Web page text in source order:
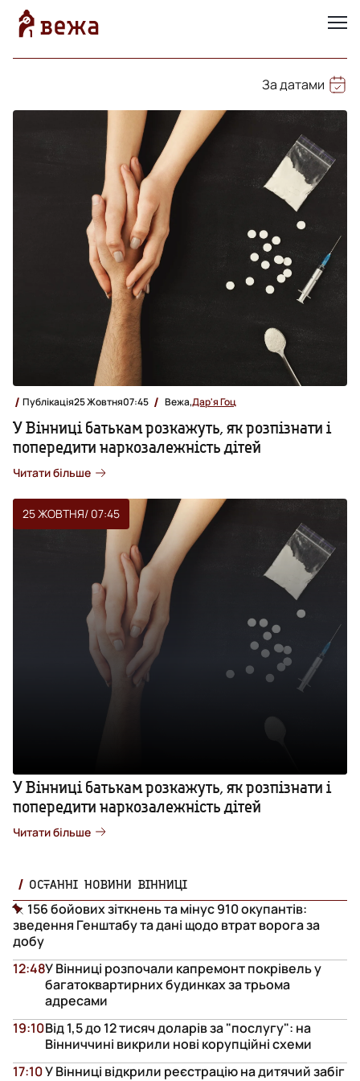
За датами
Публікація25 Жовтня07:45 Вежа,Дар'я Гоц
У Вінниці батькам розкажуть, як розпізнати і
попередити наркозалежність дітей
Читати більше
25 ЖОВТНЯ/ 07:45
У Вінниці батькам розкажуть, як розпізнати і
попередити наркозалежність дітей
Читати більше
ОСТАННІ НОВИНИ ВІННИЦІ
156 бойових зіткнень та мінус 910 окупантів:
зведення Генштабу та дані щодо втрат ворога за
добу
У Вінниці розпочали капремонт покрівель у
багатоквартирних будинках за трьома
адресами
12:48
Від 1,5 до 12 тисяч доларів за "послугу": на
Вінниччині викрили нові корупційні схеми
19:10
У Вінниці відкрили реєстрацію на дитячий забіг
17:10